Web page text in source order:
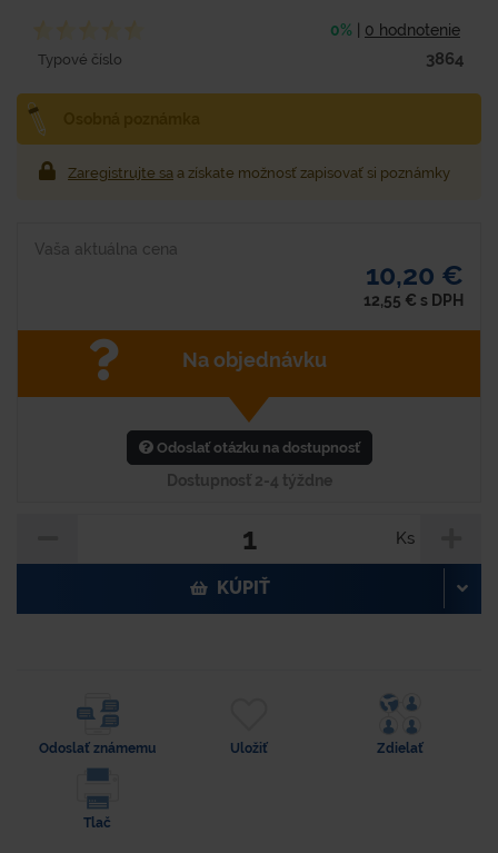
0% 0 hodnotenie
Typové číslo 3864
Zaregistrujte sa a získate možnosť zapisovať si poznámky
Vaša aktuálna cena
10,20 €
12,55 € s DPH
Na objednávku
Odoslať otázku na dostupnosť
Dostupnosť 2-4 týždne
Ks
KÚPIŤ
Odoslať známemu Uložiť Zdielať
Tlač